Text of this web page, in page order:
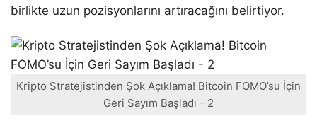
birlikte uzun pozisyonlarını artıracağını belirtiyor.
Kripto Stratejistinden Şok Açıklama! Bitcoin FOMO’su İçin
Geri Sayım Başladı - 2